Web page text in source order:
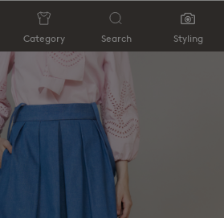
Category Search Styling